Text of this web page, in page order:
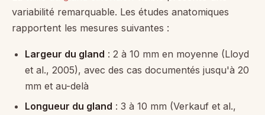
variabilité remarquable. Les études anatomiques
rapportent les mesures suivantes :
Largeur du gland : 2 à 10 mm en moyenne (Lloyd
et al., 2005), avec des cas documentés jusqu'à 20
mm et au-delà
Longueur du gland : 3 à 10 mm (Verkauf et al.,